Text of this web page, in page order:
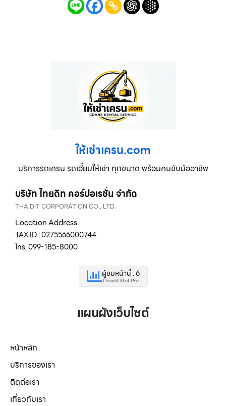
ให้เช่าเครน.com
บริการรถเครน รถเฮี๊ยบให้เช่า ทุกขนาด พร้อมคนขับมืออาชีพ
บริษัท ไทยดิท คอร์ปอเรชั่น จำกัด
THAIDIT CORPORATION CO., LTD.
Location Address
TAX ID : 0275566000744
โทร. 099-185-8000
ผู้ชมหน้านี้ : 6
Thaidit Stat Pro
แผนผังเว็บไซต์
หน้าหลัก
บริการของเรา
ติดต่อเรา
เกี่ยวกับเรา